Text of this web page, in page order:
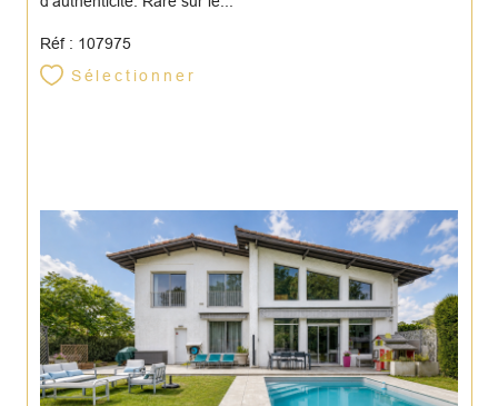
Réf : 107975
Sélectionner